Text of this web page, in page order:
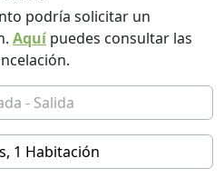
torre en comunicación con el
aunque es posible llegar
de 200 metros. La
pie o fuera de carretera. En
directamente a los
4x4. Durante el día,
por los antiguos
podría solicitar un
Aquípuedes consultar las
1 Habitación